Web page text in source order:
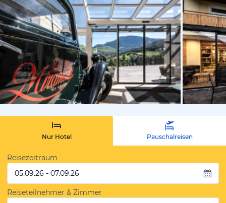
vom
Nur Hotel Pauschalreisen
Reisezeitraum
05.09.26 - 07.09.26
Reiseteilnehmer & Zimmer